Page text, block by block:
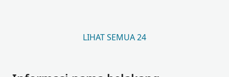
LIHAT SEMUA 24